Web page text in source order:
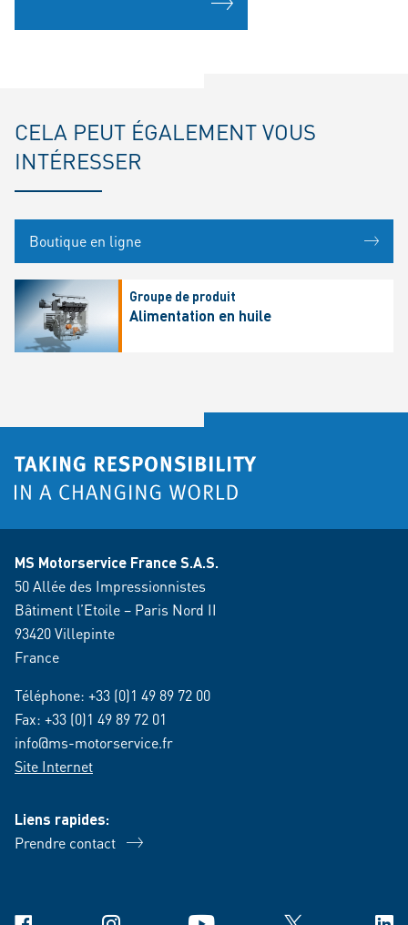
CELA PEUT ÉGALEMENT VOUS
INTÉRESSER
Boutique en ligne
Groupe de produit
Alimentation en huile
MS Motorservice France S.A.S.
50 Allée des Impressionnistes
Bâtiment l’Etoile – Paris Nord II
93420 Villepinte
France
Téléphone: +33 (0)1 49 89 72 00
Fax: +33 (0)1 49 89 72 01
info@ms-motorservice.fr
Site Internet
Liens rapides:
Prendre contact